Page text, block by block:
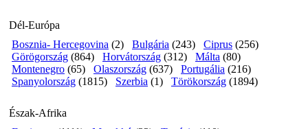
Dél-Európa
Bosznia- Hercegovina (2) Bulgária (243) Ciprus (256)
Görögország (864) Horvátország (312) Málta (80)
Montenegro (65) Olaszország (637) Portugália (216)
Spanyolország (1815) Szerbia (1) Törökország (1894)
Észak-Afrika